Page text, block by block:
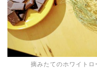
摘みたてのホワイトロ